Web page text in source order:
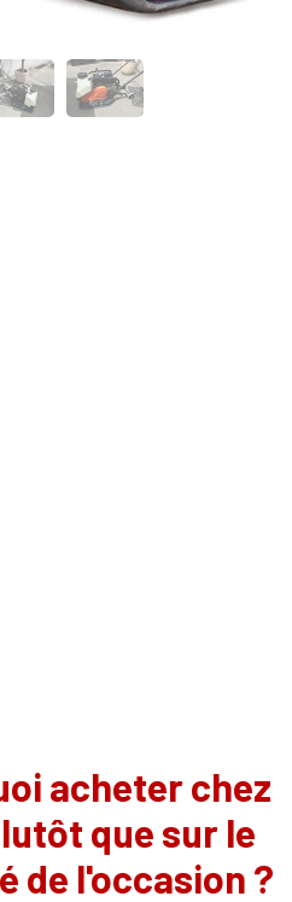
acheter chez
que sur le
de l'occasion ?